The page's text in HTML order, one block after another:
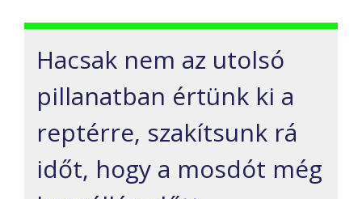
Hacsak nem az utolsó
pillanatban értünk ki a
reptérre, szakítsunk rá
időt, hogy a mosdót még